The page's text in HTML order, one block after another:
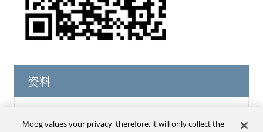
资料
Moog values your privacy, therefore, it will only collect the